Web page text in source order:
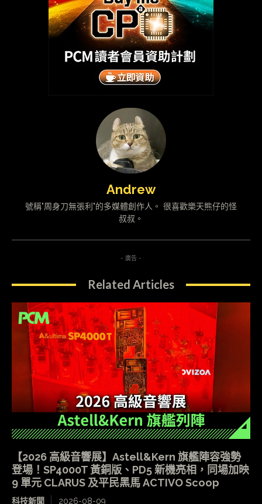
Andrew
號稱"周身刀無張利"的多媒體創作人。 很喜歡樂天熊仔的怪
叔叔。
- 廣告 -
Related Articles
【2026 高級音響展】Astell&Kern 旗艦陣容強勢
登場！SP4000T 黃銅版、PD5 新機亮相，同場加映
9 單元 CLARUS 及平民黑馬 ACTIVO Scoop
科技新聞 2026-08-09